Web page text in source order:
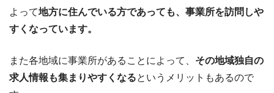
よって地方に住んでいる方であっても、事業所を訪問しや
すくなっています。
また各地域に事業所があることによって、 その地域独自の
求人情報も集まりやすくなるというメリットもあるので